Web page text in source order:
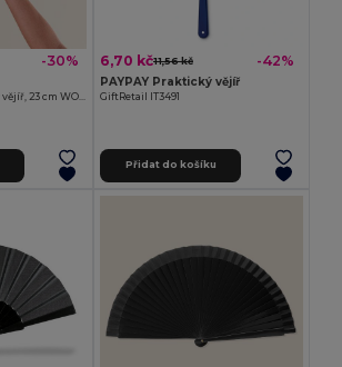
-30% 6,70 kč11,56 kč -42%
PAYPAY Praktický vějíř
GiftRetail IT3491
Přidat do košíku